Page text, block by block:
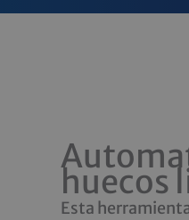
huecos
Esta